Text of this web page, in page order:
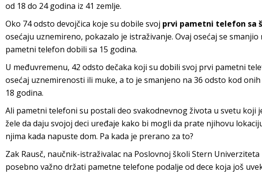
od 18 do 24 godina iz 41 zemlje.
Oko 74 odsto devojčica koje su dobile svoj prvi pametni telefon sa
osećaju uznemireno, pokazalo je istraživanje. Ovaj osećaj se
pametni telefon dobili sa 15 godina.
U međuvremenu, 42 odsto dečaka koji su dobili svoj prvi pametni
osećaj uznemirenosti ili muke, a to je smanjeno na 36 odsto kod
18 godina.
Ali pametni telefoni su postali deo svakodnevnog života u svetu koji
žele da daju svojoj deci uređaje kako bi mogli da prate njihovu
njima kada napuste dom. Pa kada je prerano za to?
Zak Rausč, naučnik-istraživalac na Poslovnoj školi Stern
posebno važno držati pametne telefone podalje od dece koja još